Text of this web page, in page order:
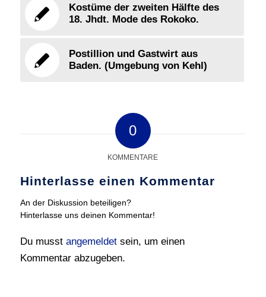
Kostüme der zweiten Hälfte des
18. Jhdt. Mode des Rokoko.
Postillion und Gastwirt aus
Baden. (Umgebung von Kehl)
0
KOMMENTARE
Hinterlasse einen Kommentar
An der Diskussion beteiligen?
Hinterlasse uns deinen Kommentar!
Du musst angemeldetsein, um einen
Kommentar abzugeben.